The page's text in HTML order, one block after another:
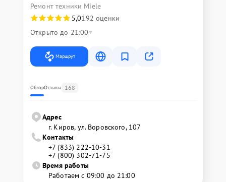
Ремонт техники Miele
5,0192 оценки
Открыто до 21:00
Маршрут
ОбзорОтзывы 168
Адрес
г. Киров, ул. Воровского, 107
Контакты
+7 (833) 222-10-31
+7 (800) 302-71-75
Время работы
Работаем с 09:00 до 21:00